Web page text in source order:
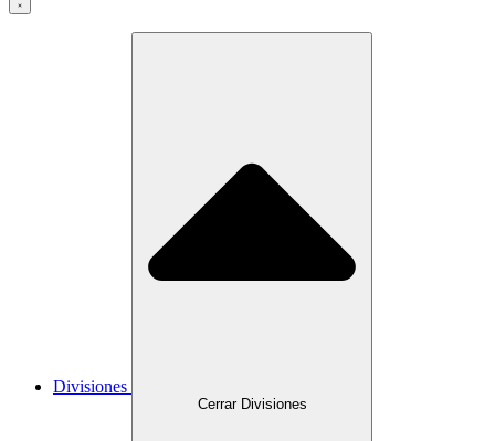
Divisiones
Cerrar Divisiones